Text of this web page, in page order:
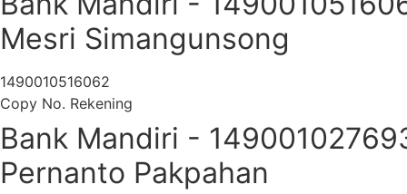
Mesri Simangunsong
1490010516062
Copy No. Rekening
Bank Mandiri -
Pernanto Pakpahan